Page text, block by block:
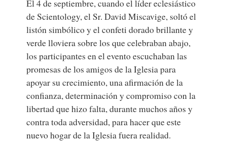
El 4 de septiembre, cuando el líder eclesiástico
de Scientology, el Sr. David Miscavige, soltó el
listón simbólico y el confeti dorado brillante y
verde lloviera sobre los que celebraban abajo,
los participantes en el evento escuchaban las
promesas de los amigos de la Iglesia para
apoyar su crecimiento, una afirmación de la
confianza, determinación y compromiso con la
libertad que hizo falta, durante muchos años y
contra toda adversidad, para hacer que este
nuevo hogar de la Iglesia fuera realidad.